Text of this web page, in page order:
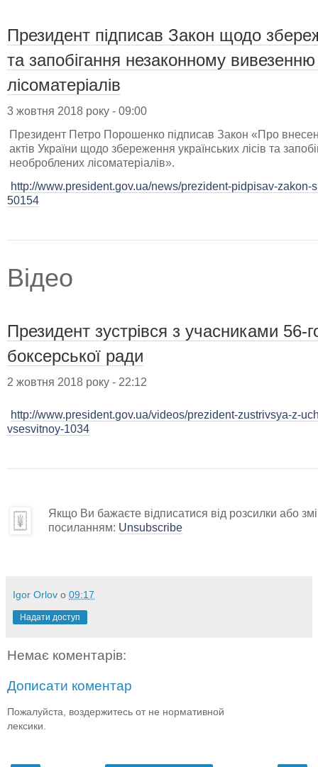
Президент підписав Закон щодо
та запобігання незаконному
лісоматеріалів
3 жовтня 2018 року - 09:00
Президент Петро Порошенко підписав Закон «Про
актів України щодо збереження українських лісів та
необроблених лісоматеріалів».
http://www.president.gov.ua/news/prezident-pidpisav-
50154
Відео
Президент зустрівся з учасниками 56-
боксерської ради
2 жовтня 2018 року - 22:12
http://www.president.gov.ua/videos/prezident-zustrivsya-z-
vsesvitnoy-1034
Якщо Ви бажаєте відписатися від розсилки або
посиланням: Unsubscribe
Igor Orlov о 09:17
Надати доступ
Немає коментарів:
Дописати коментар
Пожалуйста, воздержитесь от не нормативной
лексики.